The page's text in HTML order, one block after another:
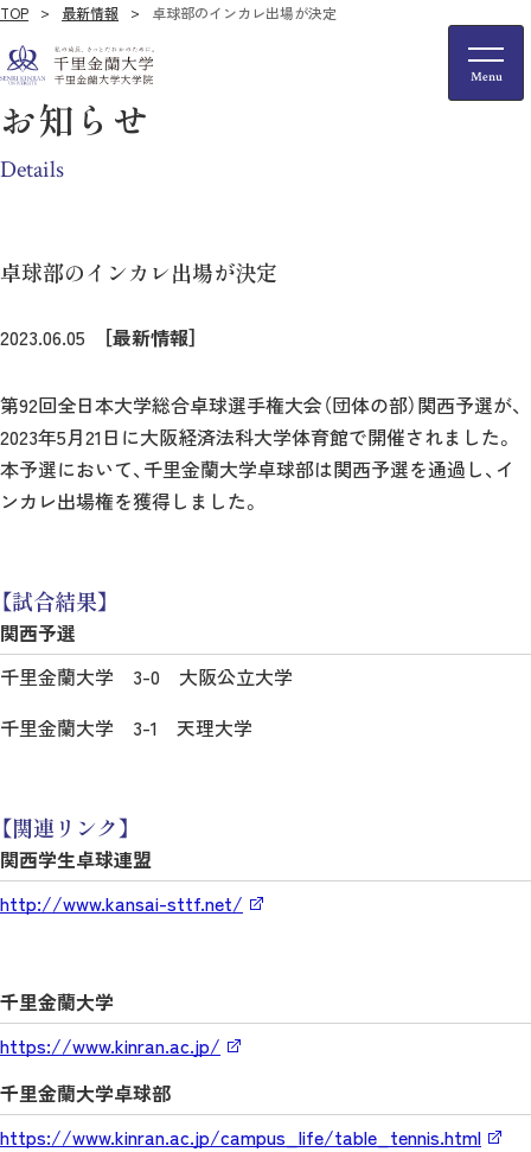
TOP 最新情報 卓球部のインカレ出場が決定
お知らせ
Details
卓球部のインカレ出場が決定
2023.06.05 ［最新情報］
第92回全日本大学総合卓球選手権大会（団体の部）関西予選が、
2023年5月21日に大阪経済法科大学体育館で開催されました。
本予選において、千里金蘭大学卓球部は関西予選を通過し、イ
ンカレ出場権を獲得しました。
【試合結果】
関西予選
千里金蘭大学 3-0 大阪公立大学
千里金蘭大学 3-1 天理大学
【関連リンク】
関西学生卓球連盟
http://www.kansai-sttf.net/
千里金蘭大学
https://www.kinran.ac.jp/
千里金蘭大学卓球部
https://www.kinran.ac.jp/campus_life/table_tennis.html